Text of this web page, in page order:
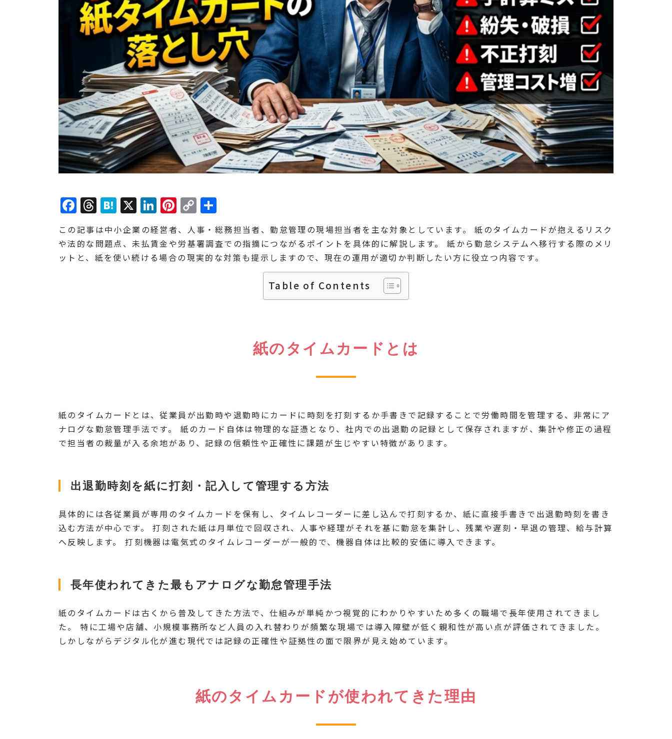
Facebook
Threads
Hatena
X LinkedIn
Pinterest
Copy
Link
有
この記事は中小企業の経営者、人事・総務担当者、勤怠管理の現場担当者を主な対象としています。 紙のタイムカードが抱えるリスク
や法的な問題点、未払賃金や労基署調査での指摘につながるポイントを具体的に解説します。 紙から勤怠システムへ移行する際のメリ
ットと、紙を使い続ける場合の現実的な対策も提示しますので、現在の運用が適切か判断したい方に役立つ内容です。
Table of Contents
紙のタイムカードとは
紙のタイムカードとは、従業員が出勤時や退勤時にカードに時刻を打刻するか手書きで記録することで労働時間を管理する、非常にア
ナログな勤怠管理手法です。 紙のカード自体は物理的な証憑となり、社内での出退勤の記録として保存されますが、集計や修正の過程
で担当者の裁量が入る余地があり、記録の信頼性や正確性に課題が生じやすい特徴があります。
出退勤時刻を紙に打刻・記入して管理する方法
具体的には各従業員が専用のタイムカードを保有し、タイムレコーダーに差し込んで打刻するか、紙に直接手書きで出退勤時刻を書き
込む方法が中心です。 打刻された紙は月単位で回収され、人事や経理がそれを基に勤怠を集計し、残業や遅刻・早退の管理、給与計算
へ反映します。 打刻機器は電気式のタイムレコーダーが一般的で、機器自体は比較的安価に導入できます。
長年使われてきた最もアナログな勤怠管理手法
紙のタイムカードは古くから普及してきた方法で、仕組みが単純かつ視覚的にわかりやすいため多くの職場で長年使用されてきまし
た。 特に工場や店舗、小規模事務所など人員の入れ替わりが頻繁な現場では導入障壁が低く親和性が高い点が評価されてきました。
しかしながらデジタル化が進む現代では記録の正確性や証拠性の面で限界が見え始めています。
紙のタイムカードが使われてきた理由